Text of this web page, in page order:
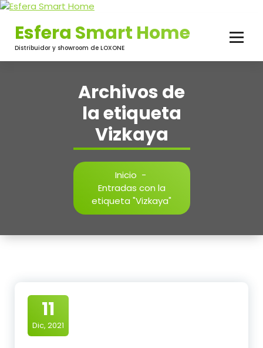
Saltar
contenido
Esfera Smart Home
Distribuidor y showroom de LOXONE
Archivos de
la etiqueta
Vizkaya
Inicio -
Entradas con la
etiqueta "Vizkaya"
11
Dic, 2021